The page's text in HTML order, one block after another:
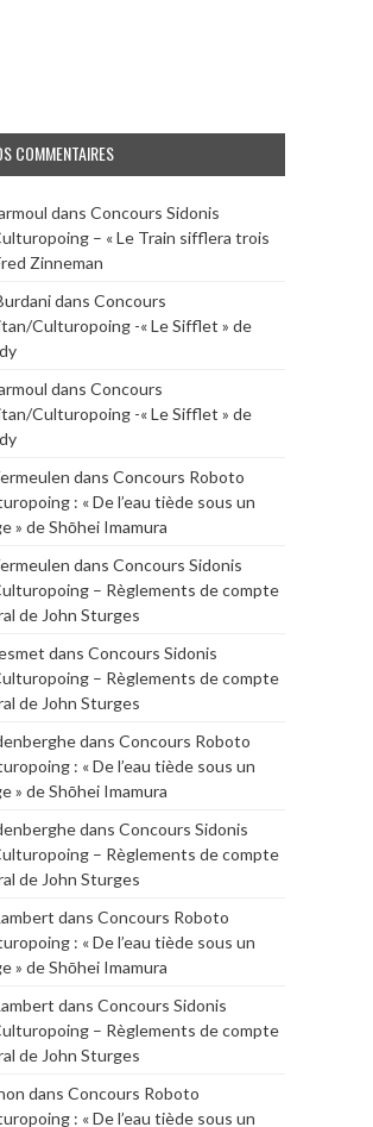
COMMENTAIRES
dans Concours Sidonis
– « Le Train sifflera trois
Zinneman
dans Concours
Culturopoing -« Le Sifflet » de
dans Concours
Culturopoing -« Le Sifflet » de
dans Concours Roboto
: « De l’eau tiède sous un
» de Shōhei Imamura
dans Concours Sidonis
– Règlements de compte
de John Sturges
dans Concours Sidonis
– Règlements de compte
de John Sturges
dans Concours Roboto
: « De l’eau tiède sous un
» de Shōhei Imamura
dans Concours Sidonis
– Règlements de compte
de John Sturges
dans Concours Roboto
: « De l’eau tiède sous un
» de Shōhei Imamura
dans Concours Sidonis
– Règlements de compte
de John Sturges
dans Concours Roboto
: « De l’eau tiède sous un